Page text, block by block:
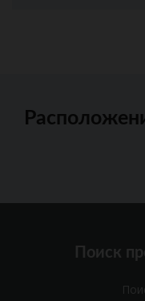
Поиск